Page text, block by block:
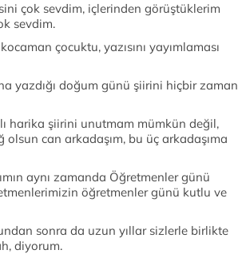
çok sevdim, içlerinden görüştüklerim
sevdim.
çocuktu, yazısını yayımlaması
yazdığı doğum günü şiirini hiçbir zaman
harika şiirini unutmam mümkün değil,
can arkadaşım, bu üç arkadaşıma
aynı zamanda Öğretmenler günü
öğretmenler günü kutlu ve
sonra da uzun yıllar sizlerle birlikte
diyorum.